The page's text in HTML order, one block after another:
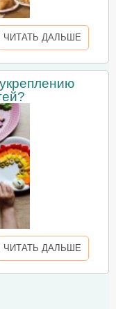
ЧИТАТЬ ДАЛЬШЕ
ЧИТАТЬ ДАЛЬШЕ